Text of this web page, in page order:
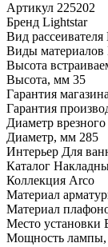
Артикул 225202
Бренд Lightstar
Вид рассеивателя
Виды материалов
Высота
Высота, мм 35
Гарантия магазина
Гарантия
Диаметр
Диаметр, мм 285
Интерьер Для
Каталог
Коллекция Arco
Материал
Материал
Место установки
Мощность